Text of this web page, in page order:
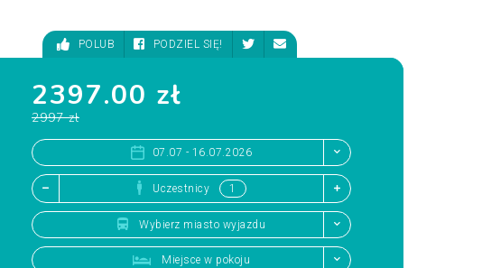
POLUB PODZIEL SIĘ!
2397.00 zł
2997 zł
07.07 - 16.07.2026
Uczestnicy
Wybierz miasto wyjazdu
Miejsce w pokoju